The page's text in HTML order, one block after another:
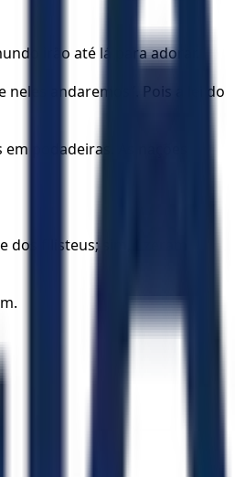
irão até lá para adorar.
neles andaremos”. Pois a lei do
podadeiras. As nações
dos filisteus; sim, fizeram